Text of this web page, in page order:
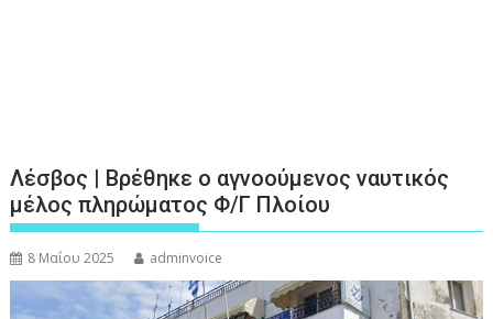
Λέσβος | Βρέθηκε ο αγνοούμενος ναυτικός
μέλος πληρώματος Φ/Γ Πλοίου
8 Μαΐου 2025 adminvoice